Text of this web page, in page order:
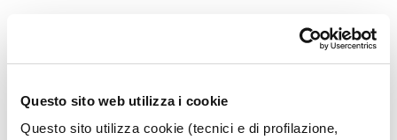
Questo sito web utilizza i cookie
Questo sito utilizza cookie (tecnici e di profilazione,
Ambasciatori della Mozzarella di Bufala Campana
DOP e della tradizione gastronomica italiana, grazie
a prodotti d’eccellenza provenienti dalla filiera